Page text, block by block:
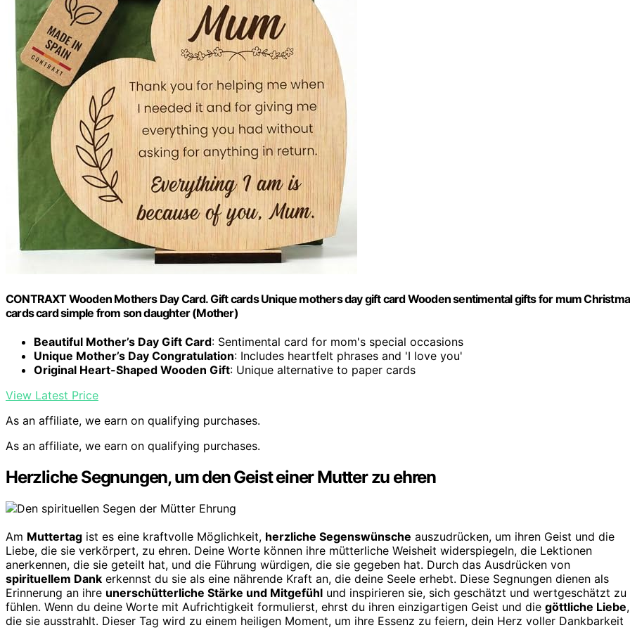
CONTRAXT Wooden Mothers Day Card. Gift cards Unique mothers day gift card Wooden sentimental gifts for mum
cards card simple from son daughter (Mother)
Beautiful Mother’s Day Gift Card: Sentimental card for mom's special occasions
Unique Mother’s Day Congratulation: Includes heartfelt phrases and 'I love you'
Original Heart-Shaped Wooden Gift: Unique alternative to paper cards
View Latest Price
As an affiliate, we earn on qualifying purchases.
As an affiliate, we earn on qualifying purchases.
Herzliche Segnungen, um den Geist einer Mutter zu ehren
Am Muttertag ist es eine kraftvolle Möglichkeit, herzliche Segenswünsche auszudrücken, um ihren Geist und die
Liebe, die sie verkörpert, zu ehren. Deine Worte können ihre mütterliche Weisheit widerspiegeln, die Lektionen
anerkennen, die sie geteilt hat, und die Führung würdigen, die sie gegeben hat. Durch das Ausdrücken von
spirituellem Dank erkennst du sie als eine nährende Kraft an, die deine Seele erhebt. Diese Segnungen dienen als
Erinnerung an ihre unerschütterliche Stärke und Mitgefühl und inspirieren sie, sich geschätzt und wertgeschätzt zu
fühlen. Wenn du deine Worte mit Aufrichtigkeit formulierst, ehrst du ihren einzigartigen Geist und die göttliche Liebe,
die sie ausstrahlt. Dieser Tag wird zu einem heiligen Moment, um ihre Essenz zu feiern, dein Herz voller Dankbarkeit